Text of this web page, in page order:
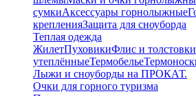
сумкиАксессуары горнолыжные
крепленияЗащита для сноуборда
Теплая одежда
ЖилетПуховикиФлис и толстовки
утеплённыеТермобелье
Лыжи и сноуборды на ПРОКАТ.
Очки для горного туризма